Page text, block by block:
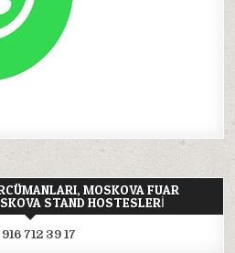
MOSKOVA FUAR
STAND HOSTESLERI
712 39 17